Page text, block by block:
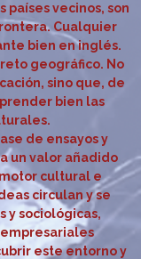
países vecinos, son
Cualquier
bien en inglés.
geográfico. No
sino que, de
bien las
de ensayos y
un valor añadido
cultural e
circulan y se
y sociológicas,
este entorno y